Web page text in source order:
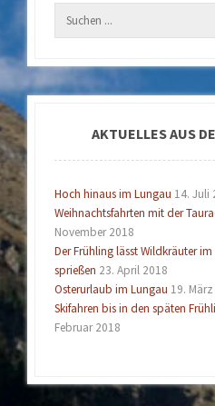
AKTUELLES AUS
Hoch hinaus im Lungau 14. Juli
Weihnachtsfahrten mit der
November 2018
Der Frühling lässt Wildkräuter
sprießen 23. April 2018
Osterurlaub im Lungau 19.
Skifahren bis in den späten
Februar 2018